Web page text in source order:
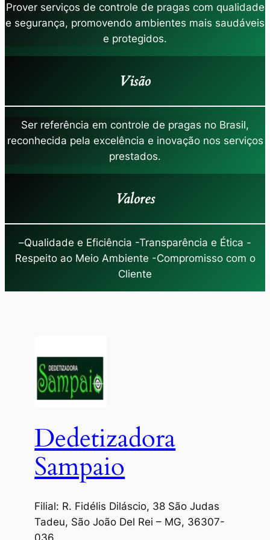
Prover serviços de controle de pragas com qualidade
e segurança, promovendo ambientes mais saudáveis
e protegidos.
Visão
Ser referência em controle de pragas no Brasil,
reconhecida pela excelência e inovação nos serviços
prestados.
Valores
–Qualidade e Eficiência -Transparência e Ética -
Respeito ao Meio Ambiente -Compromisso com o
Cliente
Dedetizadora
Sampaio
Filial: R. Fidélis Diláscio, 38 São Judas
Tadeu, São João Del Rei – MG, 36307-